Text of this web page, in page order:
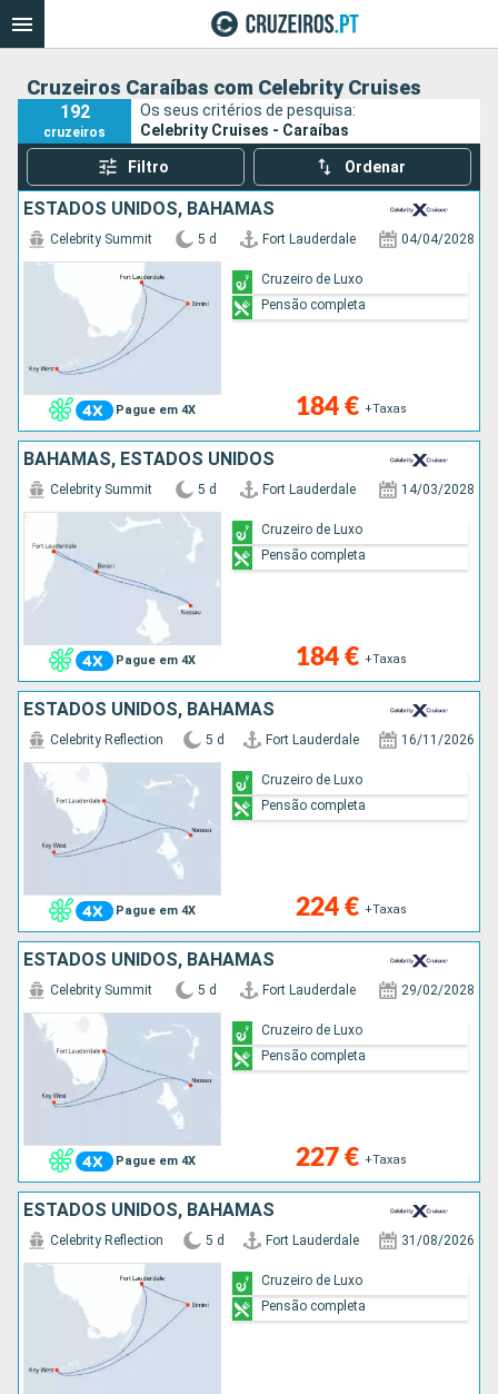
Cruzeiros Caraíbas com Celebrity Cruises
192
cruzeiros
Os seus critérios de pesquisa:
Celebrity Cruises - Caraíbas
Filtro Ordenar
ESTADOS UNIDOS, BAHAMAS
Pague em 4X
Celebrity Summit 5 d Fort Lauderdale 04/04/2028
184 € +Taxas
Cruzeiro de Luxo
Pensão completa
BAHAMAS, ESTADOS UNIDOS
Pague em 4X
Celebrity Summit 5 d Fort Lauderdale 14/03/2028
184 € +Taxas
Cruzeiro de Luxo
Pensão completa
ESTADOS UNIDOS, BAHAMAS
Pague em 4X
Celebrity Reflection 5 d Fort Lauderdale 16/11/2026
224 € +Taxas
Cruzeiro de Luxo
Pensão completa
ESTADOS UNIDOS, BAHAMAS
Pague em 4X
Celebrity Summit 5 d Fort Lauderdale 29/02/2028
227 € +Taxas
Cruzeiro de Luxo
Pensão completa
ESTADOS UNIDOS, BAHAMAS
Celebrity Reflection 5 d Fort Lauderdale 31/08/2026
Cruzeiro de Luxo
Pensão completa